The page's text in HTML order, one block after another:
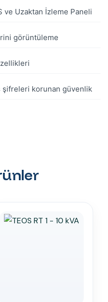
ve Uzaktan İzleme Paneli
görüntüleme
şifreleri korunan güvenlik